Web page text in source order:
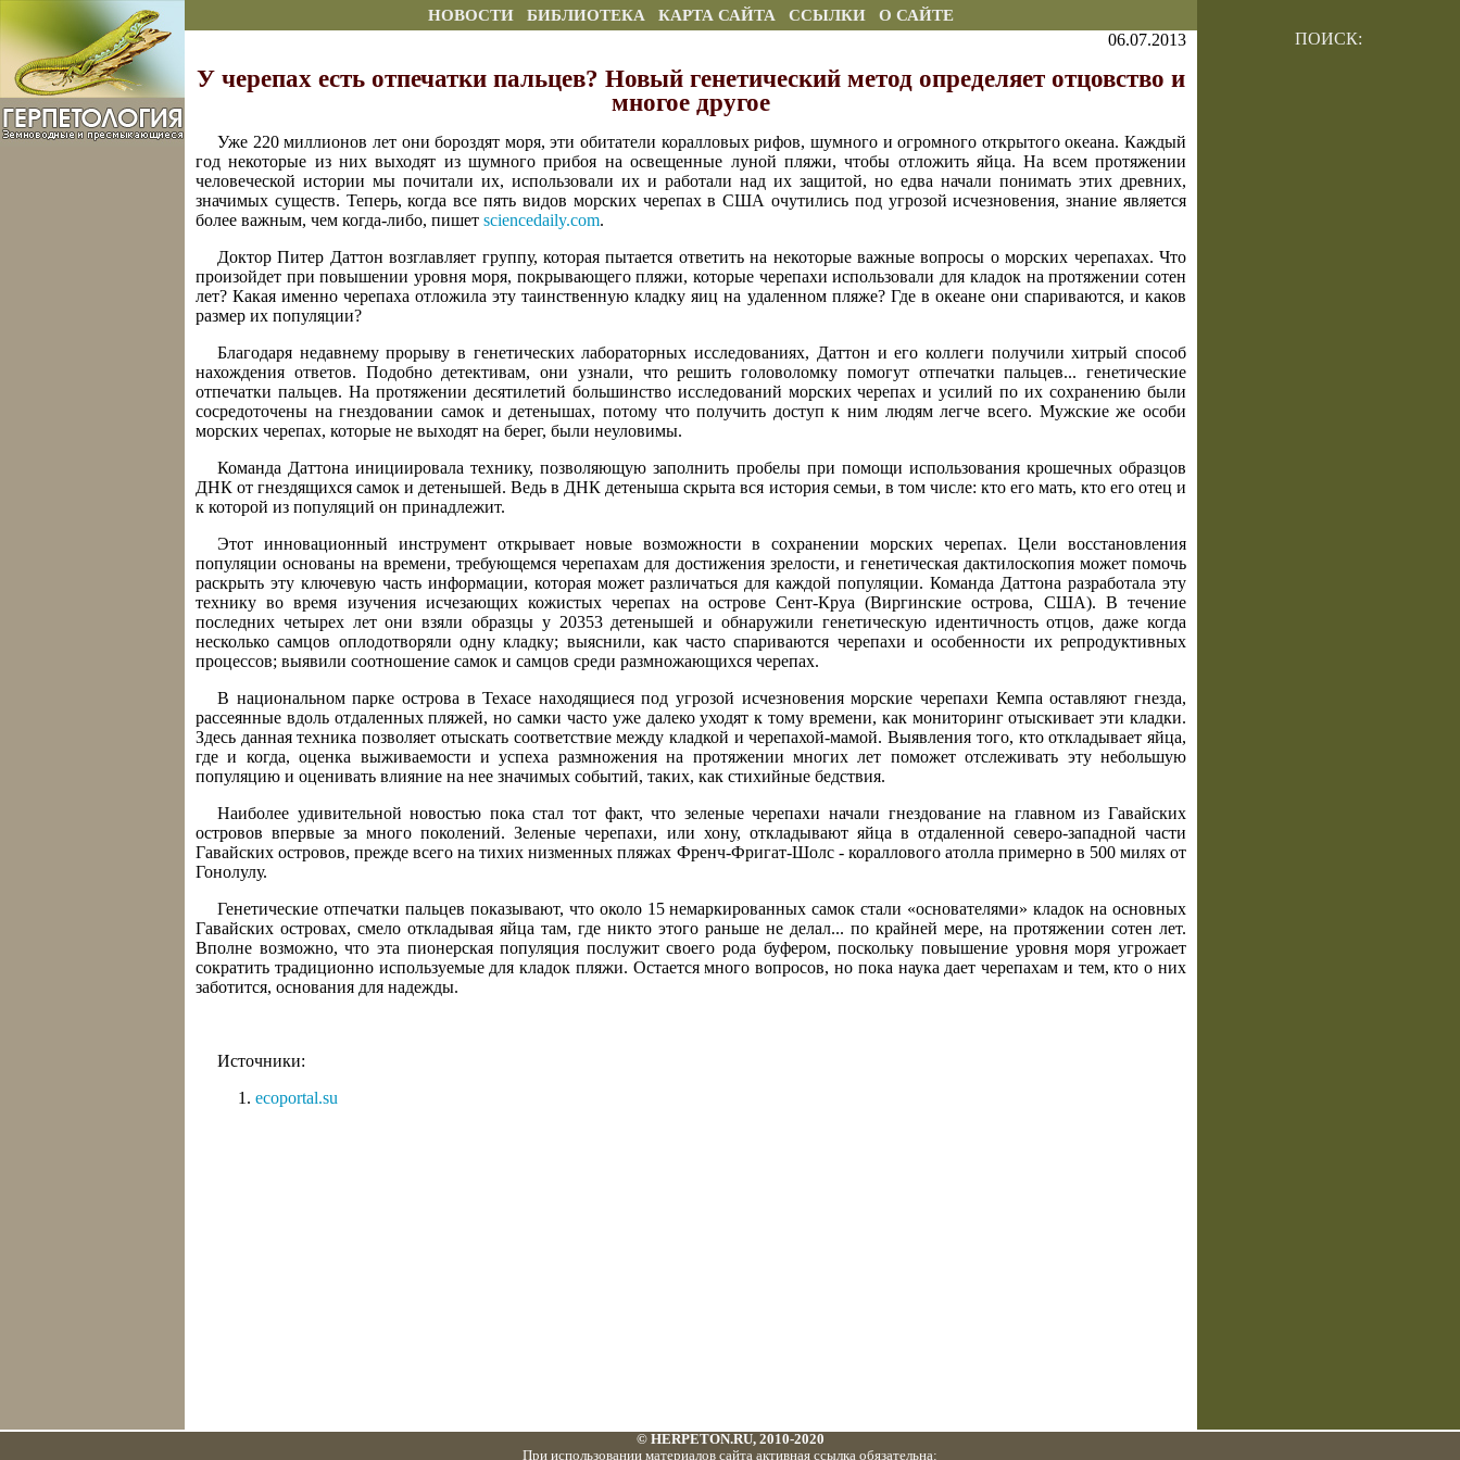
НОВОСТИ БИБЛИОТЕКА КАРТА САЙТА ССЫЛКИ О САЙТЕ
06.07.2013
У черепах есть отпечатки пальцев? Новый генетический метод определяет отцовство и
многое другое
Уже 220 миллионов лет они бороздят моря, эти обитатели коралловых рифов, шумного и огромного открытого океана. Каждый
год некоторые из них выходят из шумного прибоя на освещенные луной пляжи, чтобы отложить яйца. На всем протяжении
человеческой истории мы почитали их, использовали их и работали над их защитой, но едва начали понимать этих древних,
значимых существ. Теперь, когда все пять видов морских черепах в США очутились под угрозой исчезновения, знание является
более важным, чем когда-либо, пишет sciencedaily.com.
Доктор Питер Даттон возглавляет группу, которая пытается ответить на некоторые важные вопросы о морских черепахах. Что
произойдет при повышении уровня моря, покрывающего пляжи, которые черепахи использовали для кладок на протяжении сотен
лет? Какая именно черепаха отложила эту таинственную кладку яиц на удаленном пляже? Где в океане они спариваются, и каков
размер их популяции?
Благодаря недавнему прорыву в генетических лабораторных исследованиях, Даттон и его коллеги получили хитрый способ
нахождения ответов. Подобно детективам, они узнали, что решить головоломку помогут отпечатки пальцев... генетические
отпечатки пальцев. На протяжении десятилетий большинство исследований морских черепах и усилий по их сохранению были
сосредоточены на гнездовании самок и детенышах, потому что получить доступ к ним людям легче всего. Мужские же особи
морских черепах, которые не выходят на берег, были неуловимы.
Команда Даттона инициировала технику, позволяющую заполнить пробелы при помощи использования крошечных образцов
ДНК от гнездящихся самок и детенышей. Ведь в ДНК детеныша скрыта вся история семьи, в том числе: кто его мать, кто его отец и
к которой из популяций он принадлежит.
Этот инновационный инструмент открывает новые возможности в сохранении морских черепах. Цели восстановления
популяции основаны на времени, требующемся черепахам для достижения зрелости, и генетическая дактилоскопия может помочь
раскрыть эту ключевую часть информации, которая может различаться для каждой популяции. Команда Даттона разработала эту
технику во время изучения исчезающих кожистых черепах на острове Сент-Круа (Виргинские острова, США). В течение
последних четырех лет они взяли образцы у 20353 детенышей и обнаружили генетическую идентичность отцов, даже когда
несколько самцов оплодотворяли одну кладку; выяснили, как часто спариваются черепахи и особенности их репродуктивных
процессов; выявили соотношение самок и самцов среди размножающихся черепах.
В национальном парке острова в Техасе находящиеся под угрозой исчезновения морские черепахи Кемпа оставляют гнезда,
рассеянные вдоль отдаленных пляжей, но самки часто уже далеко уходят к тому времени, как мониторинг отыскивает эти кладки.
Здесь данная техника позволяет отыскать соответствие между кладкой и черепахой-мамой. Выявления того, кто откладывает яйца,
где и когда, оценка выживаемости и успеха размножения на протяжении многих лет поможет отслеживать эту небольшую
популяцию и оценивать влияние на нее значимых событий, таких, как стихийные бедствия.
Наиболее удивительной новостью пока стал тот факт, что зеленые черепахи начали гнездование на главном из Гавайских
островов впервые за много поколений. Зеленые черепахи, или хону, откладывают яйца в отдаленной северо-западной части
Гавайских островов, прежде всего на тихих низменных пляжах Френч-Фригат-Шолс - кораллового атолла примерно в 500 милях от
Гонолулу.
Генетические отпечатки пальцев показывают, что около 15 немаркированных самок стали «основателями» кладок на основных
Гавайских островах, смело откладывая яйца там, где никто этого раньше не делал... по крайней мере, на протяжении сотен лет.
Вполне возможно, что эта пионерская популяция послужит своего рода буфером, поскольку повышение уровня моря угрожает
сократить традиционно используемые для кладок пляжи. Остается много вопросов, но пока наука дает черепахам и тем, кто о них
заботится, основания для надежды.
Источники:
ecoportal.su
ПОИСК:
© HERPETON.RU, 2010-2020
При использовании материалов сайта активная ссылка обязательна: